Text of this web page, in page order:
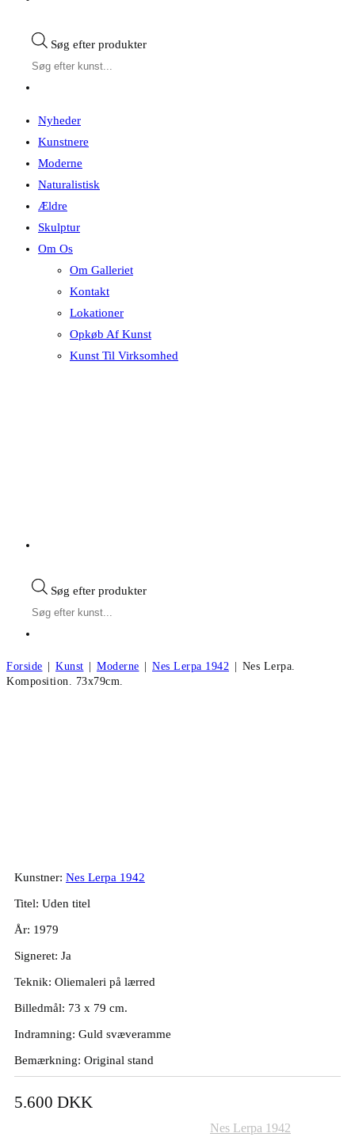
Søg efter produkter
Nyheder
Kunstnere
Moderne
Naturalistisk
Ældre
Skulptur
Om Os
Om Galleriet
Kontakt
Lokationer
Opkøb Af Kunst
Kunst Til Virksomhed
Søg efter produkter
Forside | Kunst | Moderne | Nes Lerpa 1942 | Nes Lerpa.
Komposition. 73x79cm.
Kunstner: Nes Lerpa 1942
Titel: Uden titel
År: 1979
Signeret: Ja
Teknik: Oliemaleri på lærred
Billedmål: 73 x 79 cm.
Indramning: Guld svæveramme
Bemærkning: Original stand
5.600 DKK
Nes Lerpa 1942